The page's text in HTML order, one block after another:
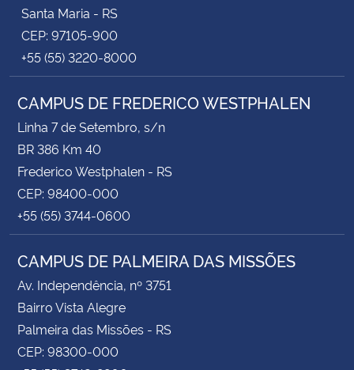
Santa Maria - RS
CEP: 97105-900
+55 (55) 3220-8000
CAMPUS DE FREDERICO WESTPHALEN
Linha 7 de Setembro, s/n
BR 386 Km 40
Frederico Westphalen - RS
CEP: 98400-000
+55 (55) 3744-0600
CAMPUS DE PALMEIRA DAS MISSÕES
Av. Independência, nº 3751
Bairro Vista Alegre
Palmeira das Missões - RS
CEP: 98300-000